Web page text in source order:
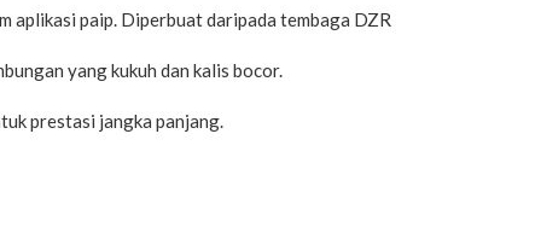
aplikasi paip. Diperbuat daripada tembaga DZR
yang kukuh dan kalis bocor.
prestasi jangka panjang.